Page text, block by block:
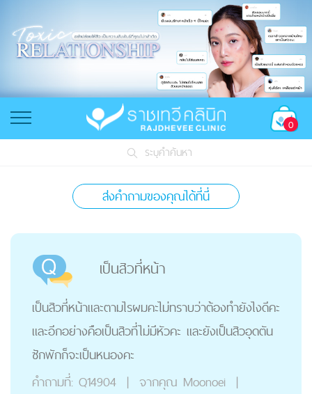
0
ระบุคำค้นหา
ส่งคำถามของคุณได้ที่นี่
เป็นสิวที่หน้า
เป็นสิวที่หน้าและตามไรผมคะไม่ทราบว่าต้องทำยังไงดีคะ
และอีกอย่างคือเป็นสิวที่ไม่มีหัวคะ และยังเป็นสิวอุดตัน
ซักพักก็จะเป็นหนองคะ
คำถามที่: Q14904 | จากคุณ Moonoei |